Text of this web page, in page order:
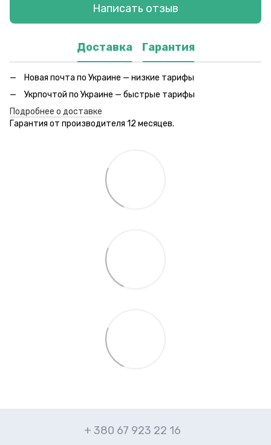
Написать отзыв
Доставка Гарантия
Новая почта по Украине — низкие тарифы
Укрпочтой по Украине — быстрые тарифы
Подробнее о доставке
Гарантия от производителя 12 месяцев.
+ 380 67 923 22 16